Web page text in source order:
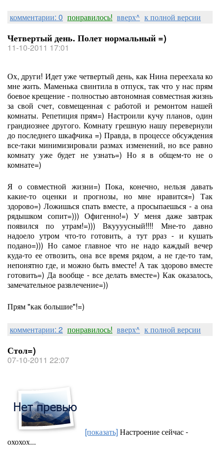
комментарии: 0 понравилось! вверх^ к полной версии
Четвертый день. Полет нормальный =)
11-10-2011 17:01
Ох, други! Идет уже четвертый день, как Нина переехала ко
мне жить. Маменька свинтила в отпуск, так что у нас прям
боевое крещение - полностью автономная совместная жизнь
за свой счет, совмещенная с работой и ремонтом нашей
комнаты. Репетиция прям=) Настроили кучу планов, один
грандиознее другого. Комнату грешную нашу перевернули
до последнего шкафчика =) Правда, в процессе обсуждения
все-таки минимизировали размах изменений, но все равно
комнату уже будет не узнать=) Но я в общем-то не о
комнате=)
Я о совместной жизни=) Пока, конечно, нельзя давать
какие-то оценки и прогнозы, но мне нравится=) Так
здорово=) Ложишься спать вместе, а просыпаешься - а она
рядышком сопит=))) Офигенно!=) У меня даже завтрак
появился по утрам!=))) Вкуууусный!!!! Мне-то давно
надоело утром что-то готовить, а тут рраз - и кушать
подано=))) Но самое главное что не надо каждый вечер
куда-то ее отвозить, она все время рядом, а не где-то там,
непонятно где, и можно быть вместе! А так здорово вместе
готовить=) Да вообще - все делать вместе=) Как оказалось,
замечательное развлечение=))
Прям "как большие"!=)
комментарии: 2 понравилось! вверх^ к полной версии
Стол=)
07-10-2011 22:07
[показать]Настроение сейчас -
охохох...